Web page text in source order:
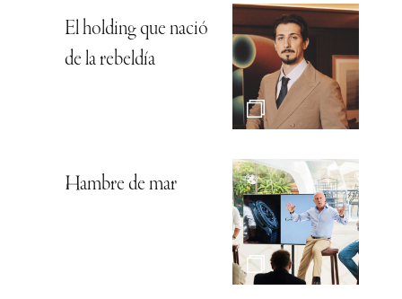
El holding que nació
de la rebeldía
Hambre de mar